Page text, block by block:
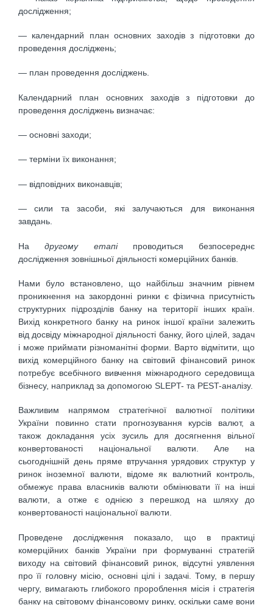
дослідження;
— календарний план основних заходів з підготовки до
проведення досліджень;
— план проведення досліджень.
Календарний план основних заходів з підготовки до
проведення досліджень визначає:
— основні заходи;
— терміни їх виконання;
— відповідних виконавців;
— сили та засоби, які залучаються для виконання
завдань.
Надругому етапіпроводиться безпосереднє
дослідження зовнішньої діяльності комерційних банків.
Нами було встановлено, що найбільш значним рівнем
проникнення на закордонні ринки є фізична присутність
структурних підрозділів банку на території інших країн.
Вихід конкретного банку на ринок іншої країни залежить
від досвіду міжнародної діяльності банку, його цілей, задач
і може приймати різноманітні форми. Варто відмітити, що
вихід комерційного банку на світовий фінансовий ринок
потребує всебічного вивчення міжнародного середовища
бізнесу, наприклад за допомогою SLEPT- та PEST-аналізу.
Важливим напрямом стратегічної валютної політики
України повинно стати прогнозування курсів валют, а
також докладання усіх зусиль для досягнення вільної
конвертованості національної валюти. Але на
сьогоднішній день пряме втручання урядових структур у
ринок іноземної валюти, відоме як валютний контроль,
обмежує права власників валюти обмінювати її на інші
валюти, а отже є однією з перешкод на шляху до
конвертованості національної валюти.
Проведене дослідження показало, що в практиці
комерційних банків України при формуванні стратегій
виходу на світовий фінансовий ринок, відсутні уявлення
про її головну місію, основні цілі і задачі. Тому, в першу
чергу, вимагають глибокого пророблення місія і стратегія
банку на світовому фінансовому ринку, оскільки саме вони